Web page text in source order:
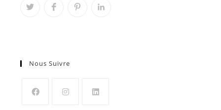
Nous Suivre